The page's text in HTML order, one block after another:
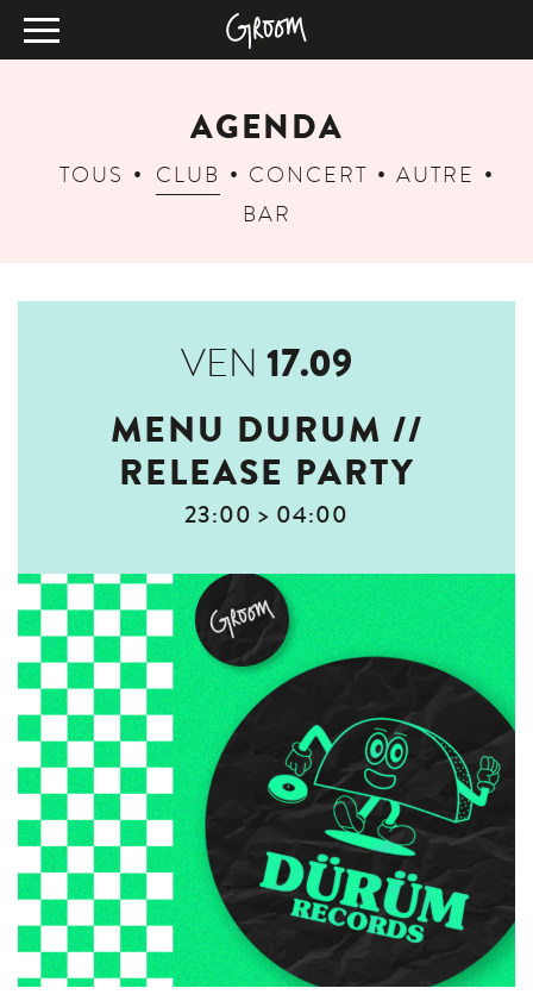
AGENDA
TOUS CLUB CONCERT
AUTRE
BAR
VEN 17.09
MENU DURUM //
RELEASE PARTY
23:00 > 04:00